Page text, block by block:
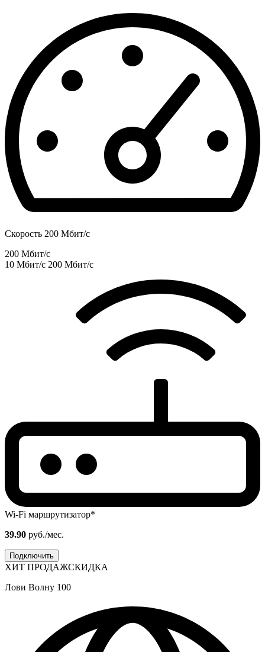
Скорость 200 Мбит/с
200 Мбит/с
10 Мбит/с 200 Мбит/с
Wi-Fi маршрутизатор*
39.90 руб./мес.
Подключить
ХИТ ПРОДАЖСКИДКА
Лови Волну 100